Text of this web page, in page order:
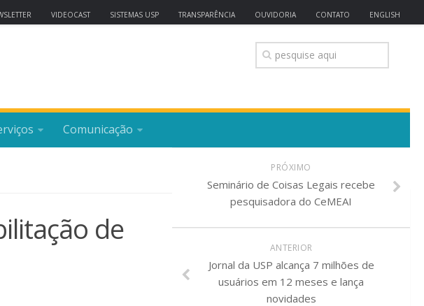
VIDEOCAST SISTEMAS USP TRANSPARÊNCIA OUVIDORIA CONTATO ENGLISH
Comunicação
de
PRÓXIMO
Seminário de Coisas Legais recebe
pesquisadora do CeMEAI
ANTERIOR
Jornal da USP alcança 7 milhões de
usuários em 12 meses e lança
novidades